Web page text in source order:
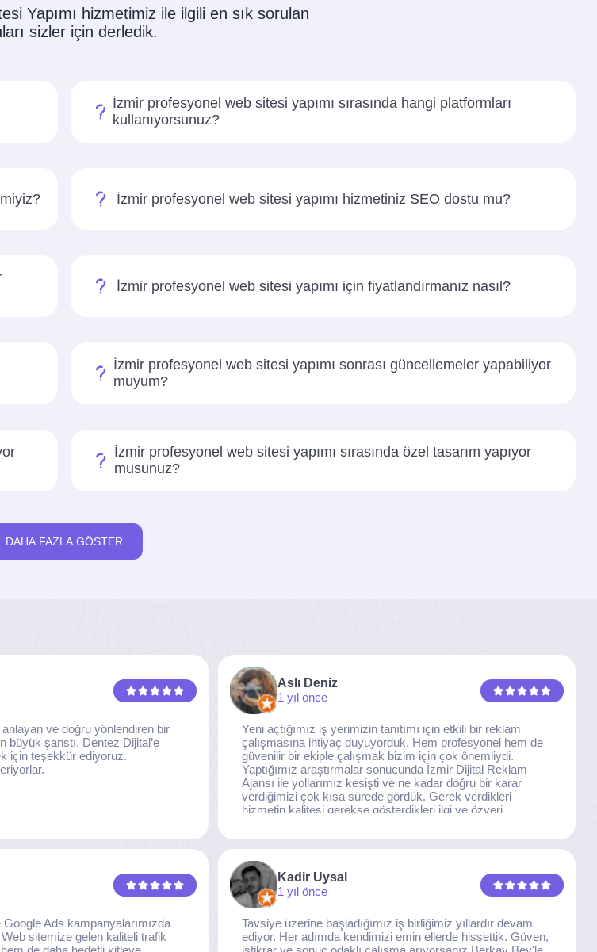
Yapımı hizmetimiz ile ilgili en sık sorulan
sizler için derledik.
İzmir profesyonel web sitesi yapımı sırasında hangi platformları
kullanıyorsunuz?
İzmir profesyonel web sitesi yapımı hizmetiniz SEO dostu mu?
İzmir profesyonel web sitesi yapımı için fiyatlandırmanız nasıl?
İzmir profesyonel web sitesi yapımı sonrası güncellemeler yapabiliyor
muyum?
İzmir profesyonel web sitesi yapımı sırasında özel tasarım yapıyor
musunuz?
DAHA FAZLA GÖSTER
ve doğru yönlendiren bir
büyük şanstı. Dentez Dijital’e
için teşekkür ediyoruz.
Aslı Deniz
1 yıl önce
Yeni açtığımız iş yerimizin tanıtımı için etkili bir reklam
çalışmasına ihtiyaç duyuyorduk. Hem profesyonel hem de
güvenilir bir ekiple çalışmak bizim için çok önemliydi.
Yaptığımız araştırmalar sonucunda İzmir Dijital Reklam
Ajansı ile yollarımız kesişti ve ne kadar doğru bir karar
verdiğimizi çok kısa sürede gördük. Gerek verdikleri
hizmetin kalitesi gerekse gösterdikleri ilgi ve özveri
Kaliteden asla taviz vermeyen, her detaya özen gösteren
İzmir Dijital Reklam Ajansı ekibine gönülden teşekkür
ederiz.
Ads kampanyalarımızda
sitemize gelen kaliteli trafik
Kadir Uysal
1 yıl önce
Tavsiye üzerine başladığımız iş birliğimiz yıllardır devam
ediyor. Her adımda kendimizi emin ellerde hissettik. Güven,